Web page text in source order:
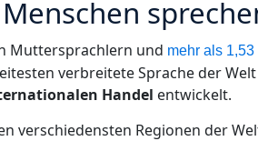
Muttersprachlern und mehr als
verbreitete Sprache der
Handel entwickelt.
verschiedensten Regionen der